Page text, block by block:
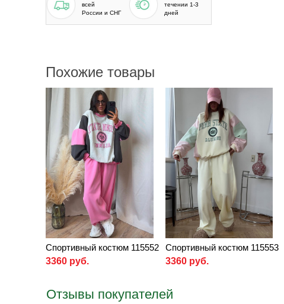
всей
России и СНГ
течении 1-3
дней
Похожие товары
Спортивный костюм 115552
3360 руб.
Спортивный костюм 115553
3360 руб.
Отзывы покупателей